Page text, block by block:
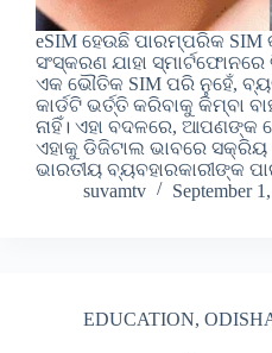
eSIM ହେଉଛି ପାରମ୍ପରିକ SIM
ସଂସ୍କରଣ ଯାହା
ଏକ ଭୌତିକ SIM ପରି ନୁହେଁ,
କାର୍ଡଟି ଭର୍ତ୍ତି କରିବାକୁ କିମ୍ବା
ନାହିଁ। ଏହା ବଦଳରେ,
ଏହାକୁ ଡିଜିଟାଲ ଭାବରେ ସକ୍ରିୟ
ଭାରତୀୟ ବ୍ୟବହାରକାରୀଙ୍କ
suvamtv
September
EDUCATION,